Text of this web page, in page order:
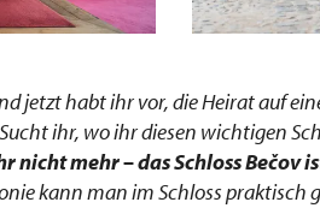
jetzt habt ihr vor, die Heirat auf
ihr, wo ihr diesen wichtigen
nicht mehr–das Schloss Bečov
kann man im Schloss praktisch